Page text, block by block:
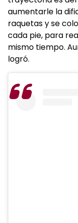
aumentarle la
raquetas y se
cada pie, para
mismo tiempo.
logró.